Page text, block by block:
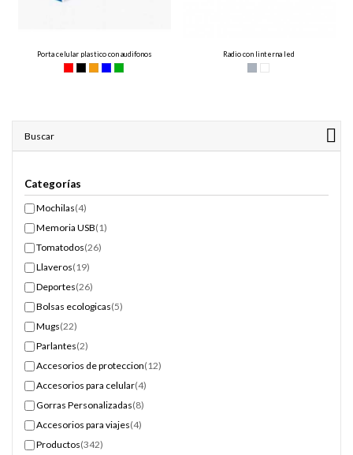
Porta celular plastico con audifonos Radio con linterna led
Buscar
Categorías
Mochilas(4)
Memoria USB(1)
Tomatodos(26)
Llaveros(19)
Deportes(26)
Bolsas ecologicas(5)
Mugs(22)
Parlantes(2)
Accesorios de proteccion(12)
Accesorios para celular(4)
Gorras Personalizadas(8)
Accesorios para viajes(4)
Productos(342)